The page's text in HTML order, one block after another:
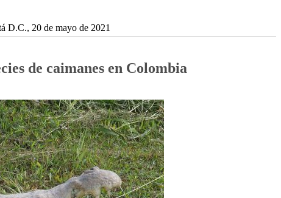
D.C., 20 de mayo de 2021
de caimanes en Colombia